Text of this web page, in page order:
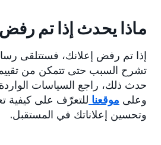
ماذا يحدث إذا تم
إذا تم رفض إعلانك، فستتلقى
تشرح السبب حتى تتمكن من
حدث ذلك، راجع السياسات
وعلى موقعنا للتعرّف على كيفية
وتحسين إعلاناتك في المستقبل.